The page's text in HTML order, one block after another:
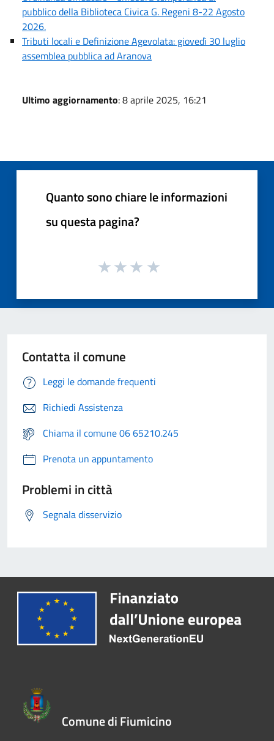
pubblico della Biblioteca Civica G. Regeni 8-22 Agosto
2026.
Tributi locali e Definizione Agevolata: giovedì 30 luglio
assemblea pubblica ad Aranova
Ultimo aggiornamento: 8 aprile 2025, 16:21
Quanto sono chiare le informazioni
su questa pagina?
Contatta il comune
Leggi le domande frequenti
Richiedi Assistenza
Chiama il comune 06 65210.245
Prenota un appuntamento
Problemi in città
Segnala disservizio
Comune di Fiumicino